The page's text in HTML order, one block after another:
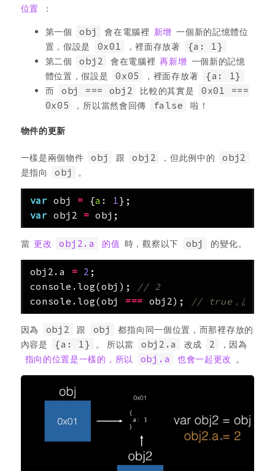
位置
：
第一個
obj 會在電腦裡 新增 一個新的記憶體位
置，假設是
0x01 ，裡面存放著
{a: 1}
第二個
obj2 會在電腦裡 再新增 一個新的記憶
體位置，假設是
0x05 ，裡面存放著
{a: 1}
而
obj === obj2 比較的其實是
0x01 ===
0x05
，所以當然會回傳 false 啦！
物件的更新
一樣是兩個物件 obj 跟 obj2 ，但此例中的
obj2
是指向
obj 。
var obj = {a : 1};
var obj2 = obj ;
當 更改 obj2.a 的值 時，觀察以下 obj 的變化。
obj2 .a = 2 ;
console . log(obj );
// 2
console . log(obj === obj2); // true，記憶體
因為 obj2 跟 obj
都指向同一個位置，而那裡存放的
內容是
{a: 1} 。 所以當 obj2.a 改成 2
，因為
指向的位置是一樣的，所以
obj.a 也會一起更改 。